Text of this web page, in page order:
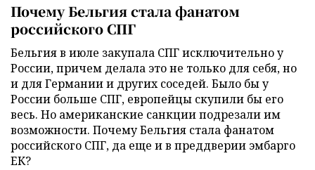
Почему Бельгия стала фанатом
российского СПГ
Бельгия в июле закупала СПГ исключительно у
России, причем делала это не только для себя, но
и для Германии и других соседей. Было бы у
России больше СПГ, европейцы скупили бы его
весь. Но американские санкции подрезали им
возможности. Почему Бельгия стала фанатом
российского СПГ, да еще и в преддверии эмбарго
ЕК?